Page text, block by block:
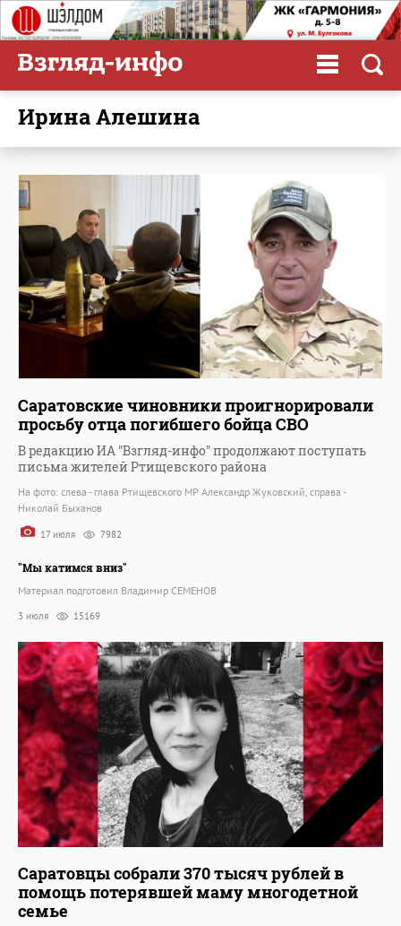
Ирина Алешина
Саратовские чиновники проигнорировали
просьбу отца погибшего бойца СВО
В редакцию ИА "Взгляд-инфо" продолжают поступать
письма жителей Ртищевского района
На фото: слева - глава Ртищевского МР Александр Жуковский, справа -
Николай Быханов
17 июля 7982
"Мы катимся вниз"
Материал подготовил Владимир СЕМЕНОВ
3 июля 15169
Саратовцы собрали 370 тысяч рублей в
помощь потерявшей маму многодетной
семье